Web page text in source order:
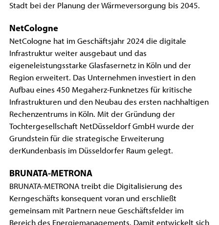
Stadt bei der Planung der Wärmeversorgung bis 2045.
NetCologne
NetCologne hat im Geschäftsjahr 2024 die digitale
Infrastruktur weiter ausgebaut und das
eigeneleistungsstarke Glasfasernetz in Köln und der
Region erweitert. Das Unternehmen investiert in den
Aufbau eines 450 Megaherz-Funknetzes für kritische
Infrastrukturen und den Neubau des ersten nachhaltigen
Rechenzentrums in Köln. Mit der Gründung der
Tochtergesellschaft NetDüsseldorf GmbH wurde der
Grundstein für die strategische Erweiterung
derKundenbasis im Düsseldorfer Raum gelegt.
BRUNATA-METRONA
BRUNATA-METRONA treibt die Digitalisierung des
Kerngeschäfts konsequent voran und erschließt
gemeinsam mit Partnern neue Geschäftsfelder im
Bereich des Energiemanagements. Damit entwickelt sich